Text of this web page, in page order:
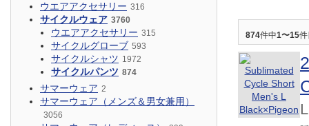
874件中1〜15
ウエアアクセサリー 316
サイクルウェア 3760
ウエアアクセサリー 315
サイクルグローブ 593
サイクルシャツ 1972
サイクルパンツ 874
サマーウェア 2
サマーウェア（メンズ＆男女兼用）
3056